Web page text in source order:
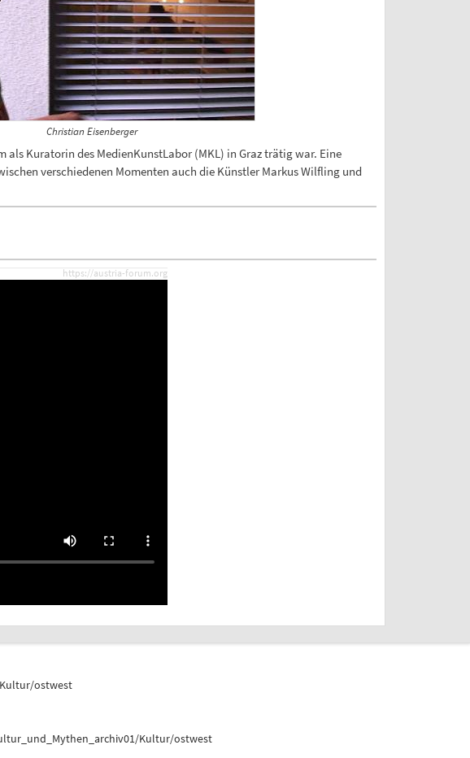
Christian Eisenberger
Kuratorin des MedienKunstLabor (MKL) in Graz trätig war. Eine
verschiedenen Momenten auch die Künstler Markus Wilfling und
https://austria-forum.org
ostwest
Kultur/ostwest